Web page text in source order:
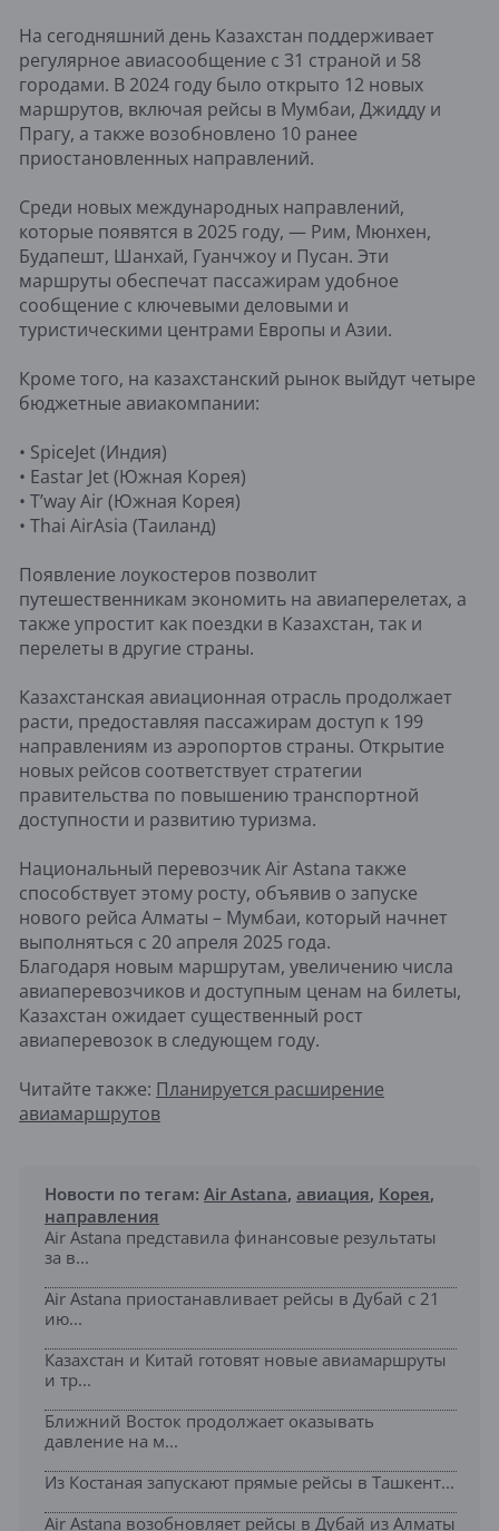
На сегодняшний день Казахстан поддерживает
регулярное авиасообщение с 31 страной и 58
городами. В 2024 году было открыто 12 новых
маршрутов, включая рейсы в Мумбаи, Джидду и
Прагу, а также возобновлено 10 ранее
приостановленных направлений.
Среди новых международных направлений,
которые появятся в 2025 году, — Рим, Мюнхен,
Будапешт, Шанхай, Гуанчжоу и Пусан. Эти
маршруты обеспечат пассажирам удобное
сообщение с ключевыми деловыми и
туристическими центрами Европы и Азии.
Кроме того, на казахстанский рынок выйдут четыре
бюджетные авиакомпании:
• SpiceJet (Индия)
• Eastar Jet (Южная Корея)
• T’way Air (Южная Корея)
• Thai AirAsia (Таиланд)
Появление лоукостеров позволит
путешественникам экономить на авиаперелетах, а
также упростит как поездки в Казахстан, так и
перелеты в другие страны.
Казахстанская авиационная отрасль продолжает
расти, предоставляя пассажирам доступ к 199
направлениям из аэропортов страны. Открытие
новых рейсов соответствует стратегии
правительства по повышению транспортной
доступности и развитию туризма.
Национальный перевозчик Air Astana также
способствует этому росту, объявив о запуске
нового рейса Алматы – Мумбаи, который начнет
выполняться с 20 апреля 2025 года.
Благодаря новым маршрутам, увеличению числа
авиаперевозчиков и доступным ценам на билеты,
Казахстан ожидает существенный рост
авиаперевозок в следующем году.
Читайте также: Планируется расширение
авиамаршрутов
Новости по тегам: Air Astana, авиация, Корея,
направления
Air Astana представила финансовые результаты
за в...
Air Astana приостанавливает рейсы в Дубай с 21
ию...
Казахстан и Китай готовят новые авиамаршруты
и тр...
Ближний Восток продолжает оказывать
давление на м...
Из Костаная запускают прямые рейсы в Ташкент...
Air Astana возобновляет рейсы в Дубай из Алматы